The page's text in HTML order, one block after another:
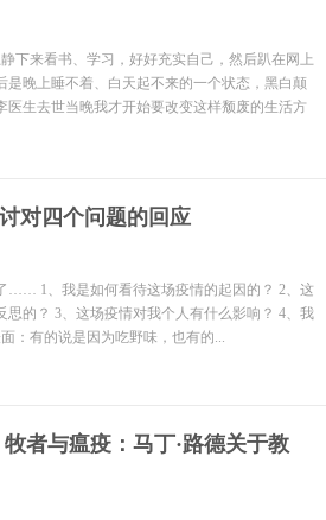
来看书、学习，好好充实自己，然后趴在网上
晚上睡不着、白天起不来的一个状态，黑白颠
生去世当晚我才开始要改变这样颓废的生活方
对四个问题的回应
…… 1、我是如何看待这场疫情的起因的？ 2、这
的？ 3、这场疫情对我个人有什么影响？ 4、我
：有的说是因为吃野味，也有的...
牧者与瘟疫：马丁·路德关于教